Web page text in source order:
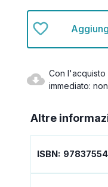
Con l'acquisto
immediato:
Altre
ISBN: